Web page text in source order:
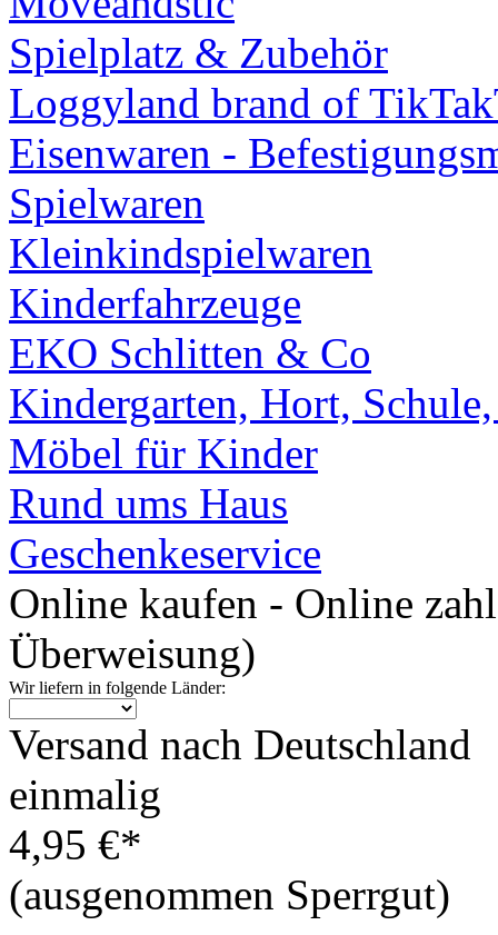
Spielplatz & Zubehör
Loggyland brand of
Eisenwaren -
Spielwaren
Kleinkindspielwaren
Kinderfahrzeuge
EKO Schlitten & Co
Kindergarten, Hort,
Möbel für Kinder
Rund ums Haus
Geschenkeservice
Online kaufen - Online
Überweisung)
Wir liefern in folgende Länder:
Versand nach Deutschland
einmalig
4,95 €*
(ausgenommen Sperrgut)